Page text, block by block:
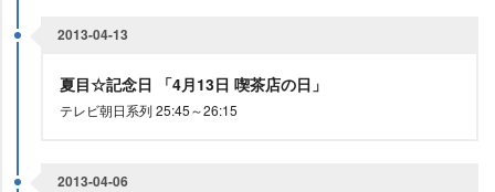
2013-04-13
夏目☆記念日 「4月13日 喫茶店の日」
テレビ朝日系列 25:45～26:15
2013-04-06